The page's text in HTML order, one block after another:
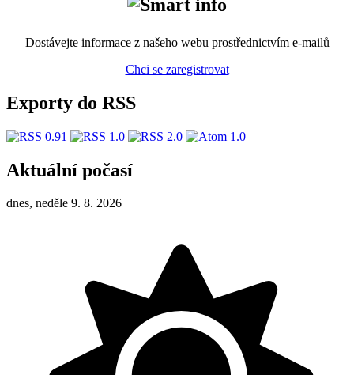
Dostávejte informace z našeho webu prostřednictvím e-mailů
Chci se zaregistrovat
Exporty do RSS
Aktuální počasí
dnes, neděle 9. 8. 2026